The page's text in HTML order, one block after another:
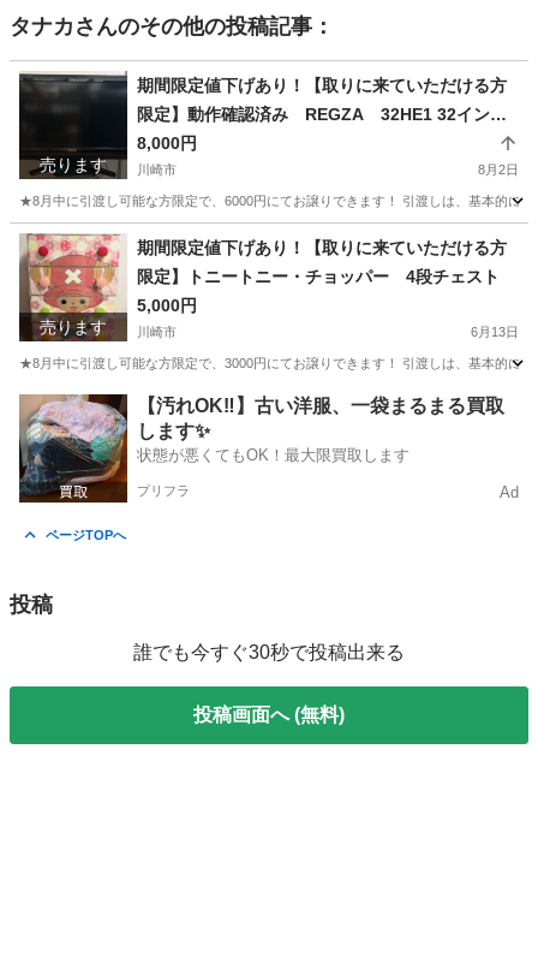
タナカ さんのその他の投稿記事：
売ります
期間限定値下げあり！【取りに来ていただける方
限定】動作確認済み REGZA 32HE1 32イン
チ ブラック
8,000円
川崎市 8月2日
★8月中に引渡し可能な方限定で、6000円にてお譲りできます！ 引渡しは、基本的に
神奈川 川崎市 テレビ REGZA
売ります
期間限定値下げあり！【取りに来ていただける方
限定】トニートニー・チョッパー 4段チェスト
5,000円
川崎市 6月13日
★8月中に引渡し可能な方限定で、3000円にてお譲りできます！ 引渡しは、基本的に
神奈川 川崎市 収納家具 チョッパー
【汚れOK‼️】古い洋服、一袋まるまる買取
します✨
状態が悪くてもOK！最大限買取します
プリフラ Ad
ページTOPへ
投稿
誰でも今すぐ30秒で投稿出来る
投稿画面へ (無料)